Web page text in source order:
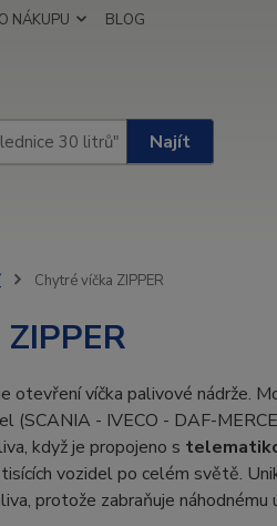
O NÁKUPU BLOG
Najít
Chytré víčka ZIPPER
otevření víčka palivové nádrže.
(SCANIA - IVECO - DAF-
když je propojeno s
vozidel po celém světě.
protože zabraňuje náhodnému